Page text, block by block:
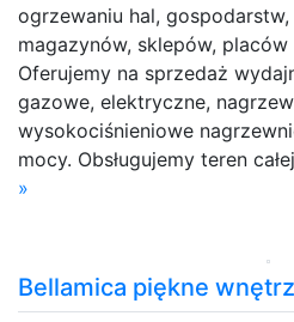
ogrzewaniu hal,
magazynów, sklepów,
Oferujemy na sprzedaż
gazowe, elektryczne,
wysokociśnieniowe
mocy. Obsługujemy teren
»
Bellamica piękne